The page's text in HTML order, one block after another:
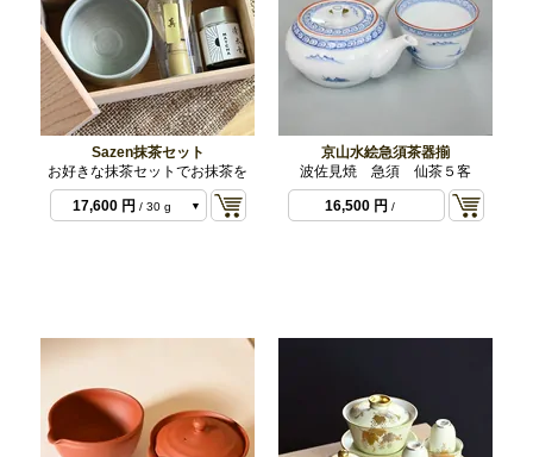
Sazen抹茶セット
お好きな抹茶セットでお抹茶を
17,600 円 / 30 g
京山水絵急須茶器揃
波佐見焼 急須 仙茶５客
16,500 円 /